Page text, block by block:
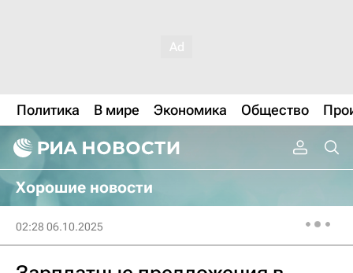
Политика В мире Экономика Общество
Хорошие новости
02:28 06.10.2025